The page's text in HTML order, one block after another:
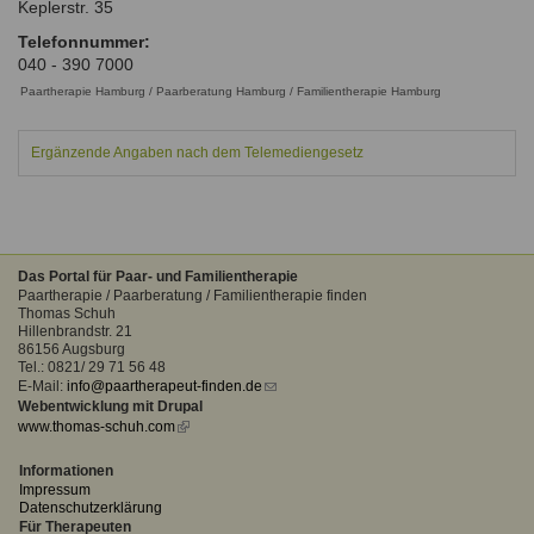
Qualitätssicherung
Qualität unserer Therapeuten
Familienthemen
Systemischer Ansatz
Ausbildungsinstitute
Fortbildungen
Information über Qualifikation
vergessen?
Anmelden
Links
Formular zur Registrierung
Keplerstr. 35
Telefonnummer:
040 - 390 7000
Paartherapie Hamburg / Paarberatung Hamburg / Familientherapie Hamburg
Ergänzende Angaben nach dem Telemediengesetz
Das Portal für Paar- und Familientherapie
Paartherapie / Paarberatung / Familientherapie finden
Thomas Schuh
Hillenbrandstr. 21
86156 Augsburg
Tel.: 0821/ 29 71 56 48
E-Mail: info@paartherapeut-finden.de (link
Webentwicklung mit Drupal
www.thomas-schuh.com(link
Informationen
Impressum
Datenschutzerklärung
Für Therapeuten